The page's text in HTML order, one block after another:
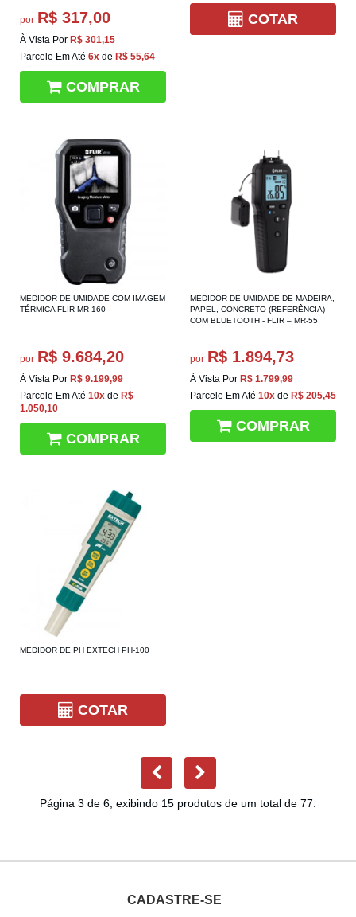
por R$ 317,00
À Vista Por R$ 301,15
Parcele Em Até 6x de R$ 55,64
COMPRAR
COTAR
MEDIDOR DE UMIDADE COM IMAGEM
TÉRMICA FLIR MR-160
por R$ 9.684,20
À Vista Por R$ 9.199,99
Parcele Em Até 10x de R$
1.050,10
COMPRAR
MEDIDOR DE UMIDADE DE MADEIRA,
PAPEL, CONCRETO (REFERÊNCIA)
COM BLUETOOTH - FLIR – MR-55
por R$ 1.894,73
À Vista Por R$ 1.799,99
Parcele Em Até 10x de R$ 205,45
COMPRAR
MEDIDOR DE PH EXTECH PH-100
COTAR
Página 3 de 6, exibindo 15 produtos de um total de 77.
CADASTRE-SE